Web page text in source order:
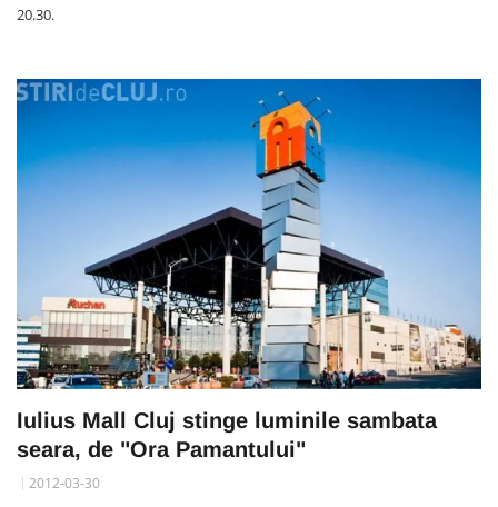
20.30.
Iulius Mall Cluj stinge luminile sambata
seara, de "Ora Pamantului"
2012-03-30